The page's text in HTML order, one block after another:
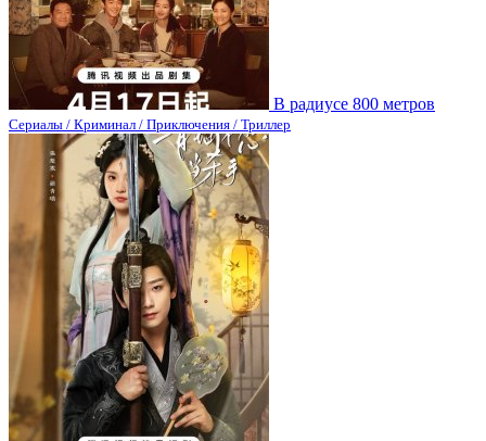
В радиусе 800 метров
Сериалы / Криминал / Приключения / Триллер